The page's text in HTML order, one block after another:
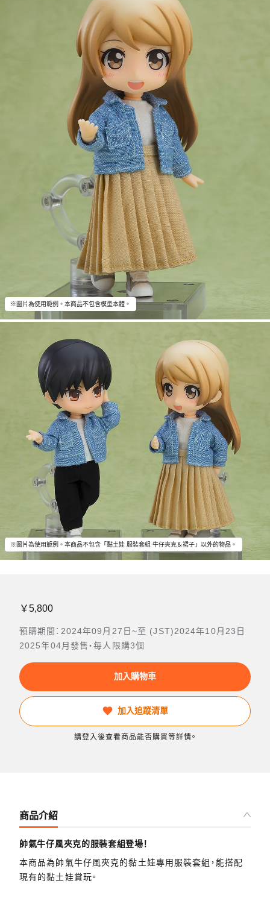
※圖片為使用範例。本商品不包含模型本體。
※圖片為使用範例。本商品不包含「黏土娃 服裝套組 牛仔夾克＆裙子」以外的物品。
￥5,800
預購期間：2024年09月27日~至 (JST)2024年10月23日
2025年04月發售・每人限購3個
加入購物車
加入追蹤清單
請登入後查看商品能否購買等詳情。
商品介紹
帥氣牛仔風夾克的服裝套組登場！
本商品為帥氣牛仔風夾克的黏土娃專用服裝套組，能搭配
現有的黏土娃賞玩。